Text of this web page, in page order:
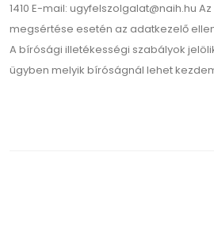
1410 E-mail: ugyfelszolgalat@naih.hu
megsértése esetén az adatkezelő
A bírósági illetékességi szabályok
ügyben melyik bíróságnál lehet